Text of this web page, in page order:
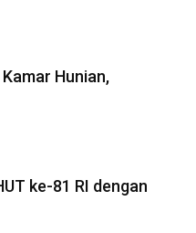
Hunian,
ke-81 RI dengan